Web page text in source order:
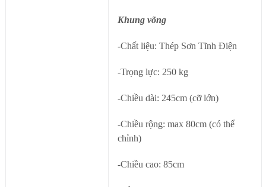
Khung võng
-Chất liệu: Thép Sơn Tĩnh Điện
-Trọng lực: 250 kg
-Chiều dài: 245cm (cỡ lớn)
-Chiều rộng: max 80cm (có thể
chỉnh)
-Chiều cao: 85cm